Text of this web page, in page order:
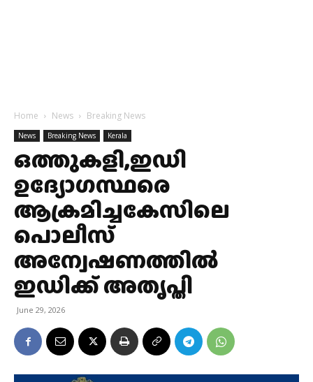
Home News Breaking News
News Breaking News Kerala
ഒത്തുകളി,ഇഡി
ഉദ്യോഗസ്ഥരെ
ആക്രമിച്ചകേസിലെ
പൊലീസ്
അന്വേഷണത്തിൽ
ഇഡിക്ക് അതൃപ്തി
June 29, 2026